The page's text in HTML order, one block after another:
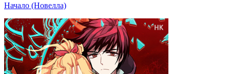
Начало (Новелла)